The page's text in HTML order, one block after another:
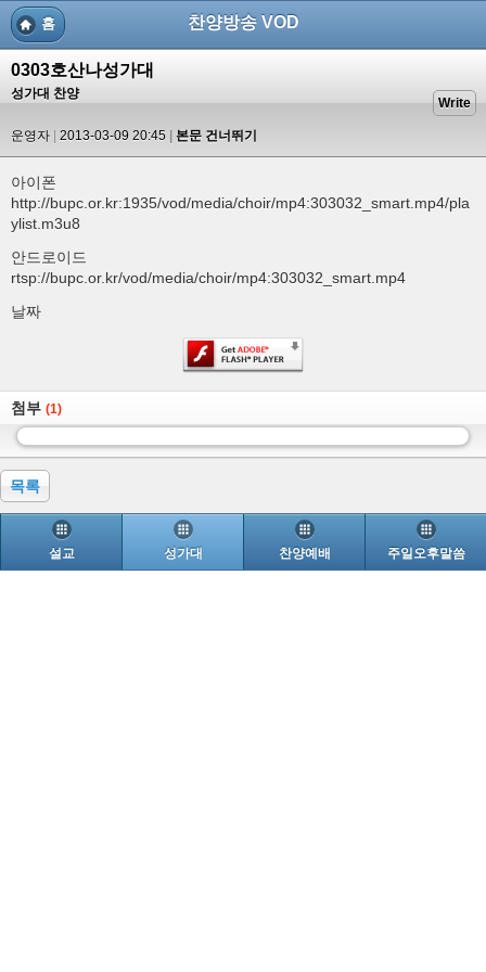
찬양방송 VOD
홈
0303호산나성가대
성가대 찬양
운영자 2013-03-09 20:45 본문 건너뛰기
Write
아이폰
http://bupc.or.kr:1935/vod/media/choir/mp4:303032_smart.mp4/pla
ylist.m3u8
안드로이드
rtsp://bupc.or.kr/vod/media/choir/mp4:303032_smart.mp4
날짜
첨부 (1)
목록
설교 성가대 찬양예배 주일오후말씀